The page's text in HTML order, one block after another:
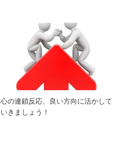
心の連鎖反応、良い方向に活かして
いきましょう！